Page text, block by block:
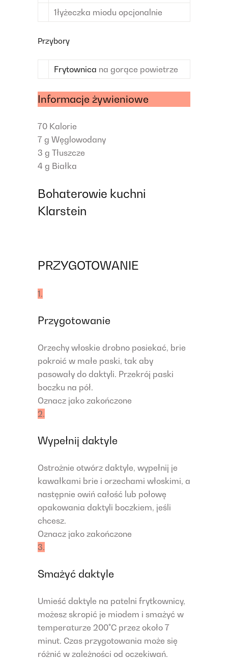
1łyżeczka miodu opcjonalnie
Przybory
Frytownica na gorące powietrze
Informacje żywieniowe
70 Kalorie
7 g Węglowodany
3 g Tłuszcze
4 g Białka
Bohaterowie kuchni
Klarstein
PRZYGOTOWANIE
1.
Przygotowanie
Orzechy włoskie drobno posiekać, brie
pokroić w małe paski, tak aby
pasowały do daktyli. Przekrój paski
boczku na pół.
Oznacz jako zakończone
2.
Wypełnij daktyle
Ostrożnie otwórz daktyle, wypełnij je
kawałkami brie i orzechami włoskimi, a
następnie owiń całość lub połowę
opakowania daktyli boczkiem, jeśli
chcesz.
Oznacz jako zakończone
3.
Smażyć daktyle
Umieść daktyle na patelni frytkownicy,
możesz skropić je miodem i smażyć w
temperaturze 200°C przez około 7
minut. Czas przygotowania może się
różnić w zależności od oczekiwań.